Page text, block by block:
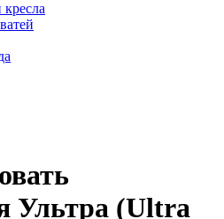
Ультра (Ultra